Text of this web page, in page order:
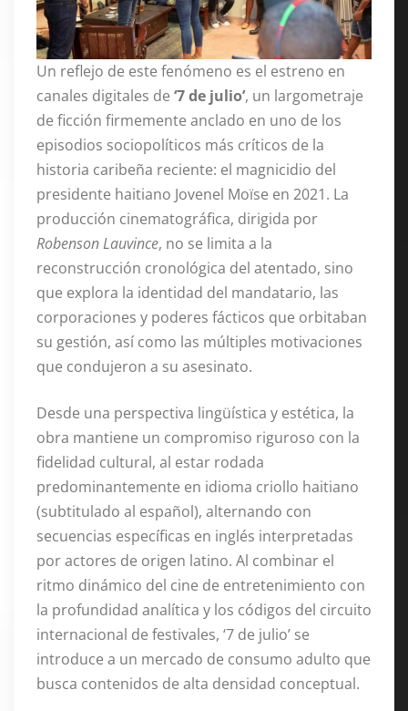
Un reflejo de este fenómeno es el estreno en
canales digitales de ‘7 de julio’, un largometraje
de ficción firmemente anclado en uno de los
episodios sociopolíticos más críticos de la
historia caribeña reciente: el magnicidio del
presidente haitiano Jovenel Moïse en 2021. La
producción cinematográfica, dirigida por
Robenson Lauvince, no se limita a la
reconstrucción cronológica del atentado, sino
que explora la identidad del mandatario, las
corporaciones y poderes fácticos que orbitaban
su gestión, así como las múltiples motivaciones
que condujeron a su asesinato.
Desde una perspectiva lingüística y estética, la
obra mantiene un compromiso riguroso con la
fidelidad cultural, al estar rodada
predominantemente en idioma criollo haitiano
(subtitulado al español), alternando con
secuencias específicas en inglés interpretadas
por actores de origen latino. Al combinar el
ritmo dinámico del cine de entretenimiento con
la profundidad analítica y los códigos del circuito
internacional de festivales, ‘7 de julio’ se
introduce a un mercado de consumo adulto que
busca contenidos de alta densidad conceptual.